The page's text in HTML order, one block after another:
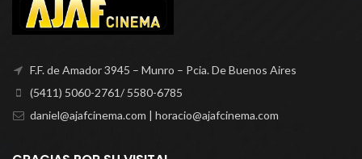
F.F. de Amador 3945 – Munro – Pcia. De Buenos Aires
(5411) 5060-2761/ 5580-6785
daniel@ajafcinema.com | horacio@ajafcinema.com